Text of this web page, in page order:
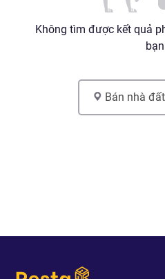
Không tìm được kết quả
bạn
Bán nhà đất